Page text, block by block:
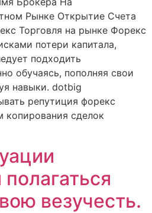
Рынке Открытие Счета
Торговля на рынке Форекс
потери капитала,
подходить
обучаясь, пополняя свои
навыки. dotbig
репутиция форекс
копирования сделок
везучесть.